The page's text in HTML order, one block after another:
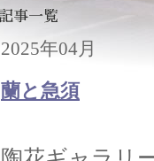
2025年04月
蘭と急須